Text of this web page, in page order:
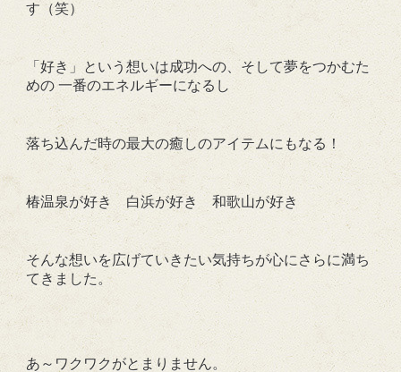
す（笑）
「好き」という想いは成功への、そして夢をつかむた
めの 一番のエネルギーになるし
落ち込んだ時の最大の癒しのアイテムにもなる！
椿温泉が好き 白浜が好き 和歌山が好き
そんな想いを広げていきたい気持ちが心にさらに満ち
てきました。
あ～ワクワクがとまりません。